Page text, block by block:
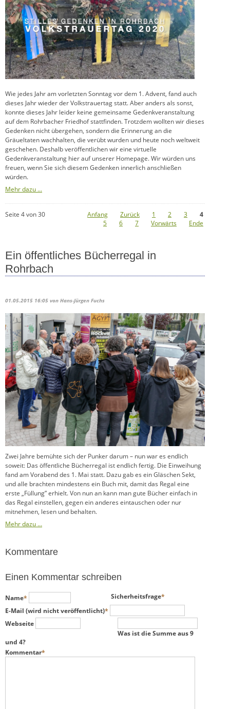
Wie jedes Jahr am vorletzten Sonntag vor dem 1. Advent, fand auch
dieses Jahr wieder der Volkstrauertag statt. Aber anders als sonst,
konnte dieses Jahr leider keine gemeinsame Gedenkveranstaltung
auf dem Rohrbacher Friedhof stattfinden. Trotzdem wollten wir dieses
Gedenken nicht übergehen, sondern die Erinnerung an die
Gräueltaten wachhalten, die verübt wurden und heute noch weltweit
geschehen. Deshalb veröffentlichen wir eine virtuelle
Gedenkveranstaltung hier auf unserer Homepage. Wir würden uns
freuen, wenn Sie sich diesem Gedenken innerlich anschließen
würden.
Mehr dazu ...
Seite 4 von 30 Anfang Zurück 1 2 3
4
5
6 7 Vorwärts Ende
Ein öffentliches Bücherregal in
Rohrbach
01.05.2015 16:05 von Hans-Jürgen Fuchs
Zwei Jahre bemühte sich der Punker darum – nun war es endlich
soweit: Das öffentliche Bücherregal ist endlich fertig. Die Einweihung
fand am Vorabend des 1. Mai statt. Dazu gab es ein Gläschen Sekt,
und alle brachten mindestens ein Buch mit, damit das Regal eine
erste „Füllung” erhielt. Von nun an kann man gute Bücher einfach in
das Regal einstellen, gegen ein anderes eintauschen oder nur
mitnehmen, lesen und behalten.
Mehr dazu …
Kommentare
Einen Kommentar schreiben
Pflichtfeld
Name*
Pflichtfeld
E-Mail (wird nicht veröffentlicht)*
Webseite
Pflichtfeld
Sicherheitsfrage*
Was ist die Summe aus 9
und 4?
Pflichtfeld
Kommentar*